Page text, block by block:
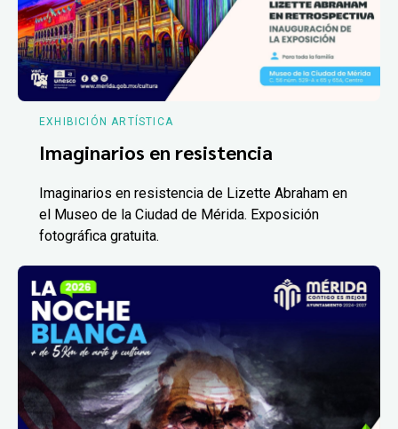
EXHIBICIÓN ARTÍSTICA
Imaginarios en resistencia
Imaginarios en resistencia de Lizette Abraham en
el Museo de la Ciudad de Mérida. Exposición
fotográfica gratuita.